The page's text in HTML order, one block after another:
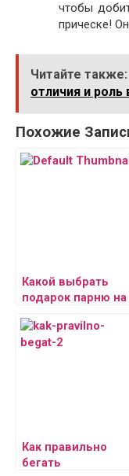
чтобы
прическе!
Читайте также:
отличия и
Похожие
Какой выбрать
подарок парню на
влюбленных
Как правильно
бегать